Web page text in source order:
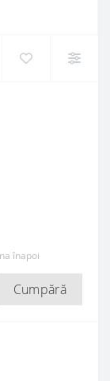
înapoi
Cumpără